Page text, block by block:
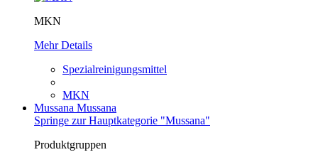
MKN
Mehr Details
Spezialreinigungsmittel
MKN
Mussana Mussana
Springe zur Hauptkategorie "Mussana"
Produktgruppen